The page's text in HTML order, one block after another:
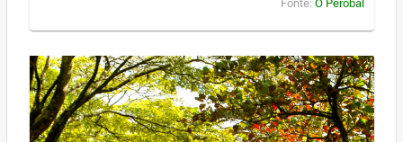
Fonte: O Perobal